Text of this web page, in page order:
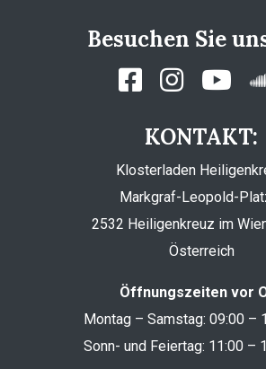
Besuchen Sie
KONTAKT:
Klosterladen
Markgraf-Leopold-
2532 Heiligenkreuz im
Österreich
Öffnungszeiten vor
Montag – Samstag: 09:00 –
Sonn- und Feiertag: 11:00 –